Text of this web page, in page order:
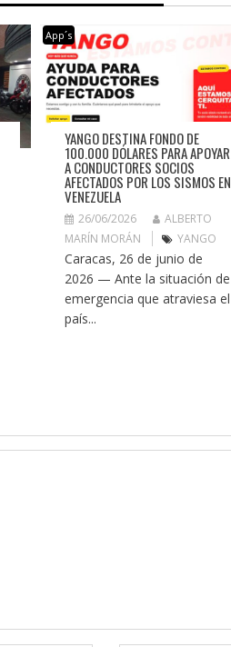
App´s
YANGO DESTINA FONDO DE
100.000 DÓLARES PARA APOYAR
A CONDUCTORES SOCIOS
AFECTADOS POR LOS SISMOS EN
VENEZUELA
26/06/2026
ALBERTO
MARÍN MORÁN
YANGO
Caracas, 26 de junio de
2026 — Ante la situación de
emergencia que atraviesa el
país...